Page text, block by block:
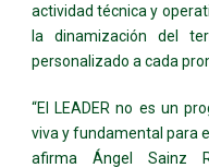
actividad técnica y
la dinamización del
personalizado a cada
“El LEADER no es un
viva y fundamental para
afirma Ángel Sainz